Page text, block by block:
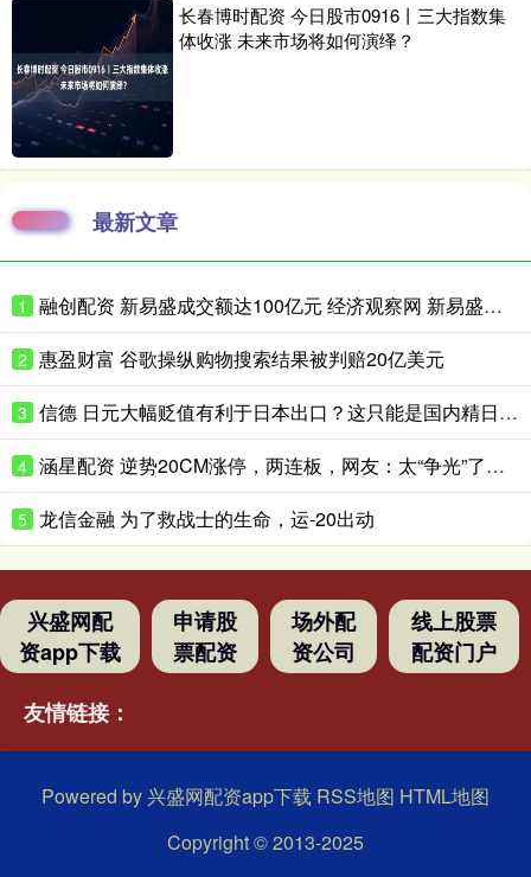
长春博时配资 今日股市0916丨三大指数集
体收涨 未来市场将如何演绎？
最新文章
1 融创配资 新易盛成交额达100亿元 经济观察网 新易盛成交额达100亿元，现跌
2 惠盈财富 谷歌操纵购物搜索结果被判赔20亿美元
3 信德 日元大幅贬值有利于日本出口？这只能是国内精日群体的幻想
4 涵星配资 逆势20CM涨停，两连板，网友：太“争光”了……
5 龙信金融 为了救战士的生命，运-20出动
兴盛网配
资app下载
申请股
票配资
场外配
资公司
线上股票
配资门户
友情链接：
Powered by 兴盛网配资app下载 RSS地图 HTML地图
Copyright© 2013-2025